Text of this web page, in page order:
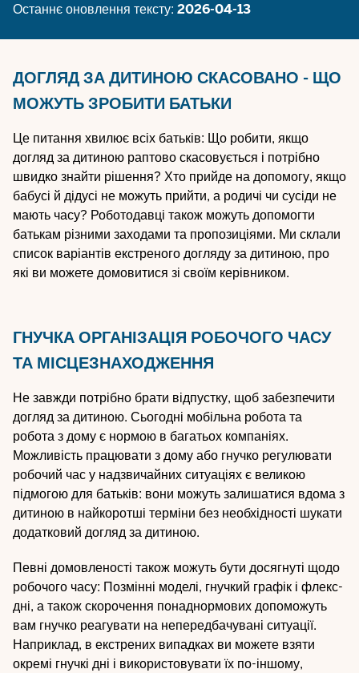
Останнє оновлення тексту: 2026-04-13
ДОГЛЯД ЗА ДИТИНОЮ СКАСОВАНО - ЩО
МОЖУТЬ ЗРОБИТИ БАТЬКИ
Це питання хвилює всіх батьків: Що робити, якщо
догляд за дитиною раптово скасовується і потрібно
швидко знайти рішення? Хто прийде на допомогу, якщо
бабусі й дідусі не можуть прийти, а родичі чи сусіди не
мають часу? Роботодавці також можуть допомогти
батькам різними заходами та пропозиціями. Ми склали
список варіантів екстреного догляду за дитиною, про
які ви можете домовитися зі своїм керівником.
ГНУЧКА ОРГАНІЗАЦІЯ РОБОЧОГО ЧАСУ
ТА МІСЦЕЗНАХОДЖЕННЯ
Не завжди потрібно брати відпустку, щоб забезпечити
догляд за дитиною. Сьогодні мобільна робота та
робота з дому є нормою в багатьох компаніях.
Можливість працювати з дому або гнучко регулювати
робочий час у надзвичайних ситуаціях є великою
підмогою для батьків: вони можуть залишатися вдома з
дитиною в найкоротші терміни без необхідності шукати
додатковий догляд за дитиною.
Певні домовленості також можуть бути досягнуті щодо
робочого часу: Позмінні моделі, гнучкий графік і флекс-
дні, а також скорочення понаднормових допоможуть
вам гнучко реагувати на непередбачувані ситуації.
Наприклад, в екстрених випадках ви можете взяти
окремі гнучкі дні і використовувати їх по-іншому,